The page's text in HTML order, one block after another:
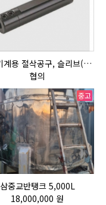
공작기계용 절삭공구, 슬리브(SLEEVE)
협의
중고
삼중교반탱크 5,000L
18,000,000 원